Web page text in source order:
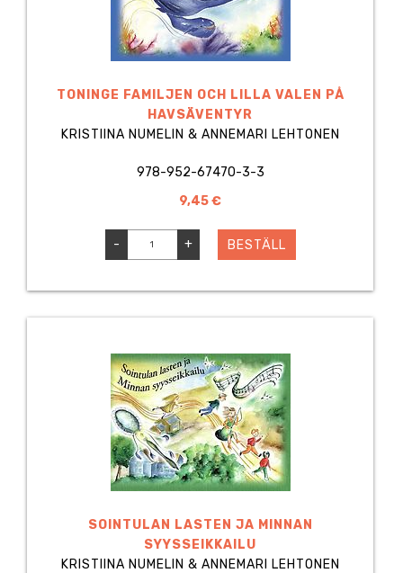
TONINGE FAMILJEN OCH LILLA VALEN PÅ
HAVSÄVENTYR
KRISTIINA NUMELIN & ANNEMARI LEHTONEN
978-952-67470-3-3
9,45 €
- + BESTÄLL
SOINTULAN LASTEN JA MINNAN
SYYSSEIKKAILU
KRISTIINA NUMELIN & ANNEMARI LEHTONEN